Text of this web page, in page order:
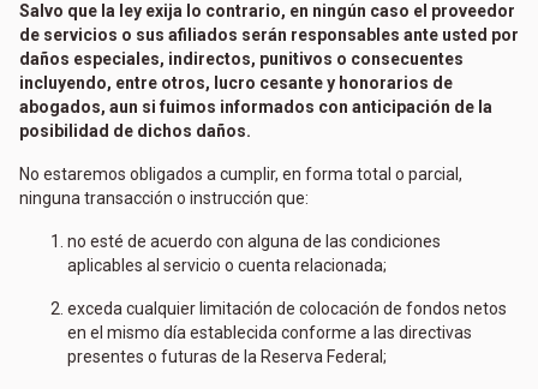
Salvo que la ley exija lo contrario, en ningún caso el proveedor
de servicios o sus afiliados serán responsables ante usted por
daños especiales, indirectos, punitivos o consecuentes
incluyendo, entre otros, lucro cesante y honorarios de
abogados, aun si fuimos informados con anticipación de la
posibilidad de dichos daños.
No estaremos obligados a cumplir, en forma total o parcial,
ninguna transacción o instrucción que:
no esté de acuerdo con alguna de las condiciones
aplicables al servicio o cuenta relacionada;
exceda cualquier limitación de colocación de fondos netos
en el mismo día establecida conforme a las directivas
presentes o futuras de la Reserva Federal;